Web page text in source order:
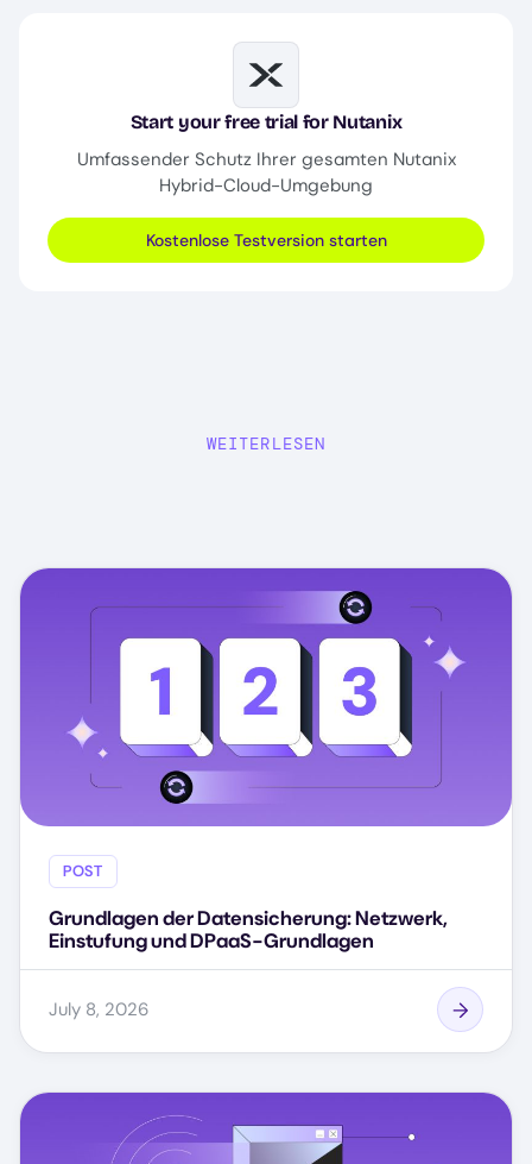
Image
Start your free trial for Nutanix
Umfassender Schutz Ihrer gesamten Nutanix
Hybrid-Cloud-Umgebung
Kostenlose Testversion starten
WEITERLESEN
POST
Grundlagen der Datensicherung: Netzwerk,
Einstufung und DPaaS-Grundlagen
July 8, 2026